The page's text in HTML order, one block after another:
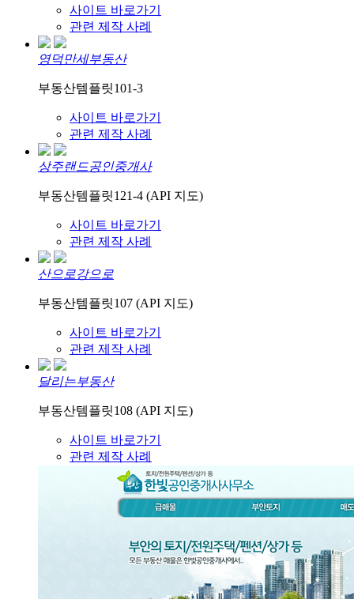
사이트 바로가기
관련 제작 사례
영덕만세부동산
부동산템플릿101-3
사이트 바로가기
관련 제작 사례
상주랜드공인중개사
부동산템플릿121-4 (API 지도)
사이트 바로가기
관련 제작 사례
산으로강으로
부동산템플릿107 (API 지도)
사이트 바로가기
관련 제작 사례
달리는부동산
부동산템플릿108 (API 지도)
사이트 바로가기
관련 제작 사례